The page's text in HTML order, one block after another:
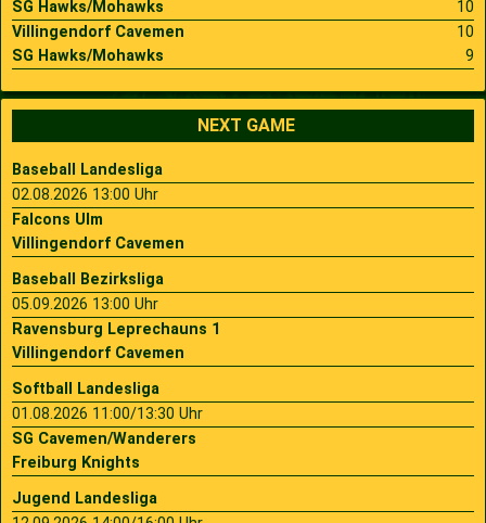
SG Hawks/Mohawks
10
Villingendorf Cavemen
10
SG Hawks/Mohawks
9
NEXT GAME
Baseball Landesliga
02.08.2026 13:00 Uhr
Falcons Ulm
Villingendorf Cavemen
Baseball Bezirksliga
05.09.2026 13:00 Uhr
Ravensburg Leprechauns 1
Villingendorf Cavemen
Softball Landesliga
01.08.2026 11:00/13:30 Uhr
SG Cavemen/Wanderers
Freiburg Knights
Jugend Landesliga